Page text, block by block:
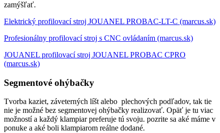
zamýšľať.
Elektrický profilovací stroj JOUANEL PROBAC-LT-C (marcus.sk)
Profesionálny profilovací stroj s CNC ovládaním (marcus.sk)
JOUANEL profilovací stroj JOUANEL PROBAC CPRO
(marcus.sk)
Segmentové ohýbačky
Tvorba kaziet, záveterných líšt alebo plechových podľadov, tak tie
nie je možné bez segmentovej ohýbačky realizovať. Opäť je tu viac
možností a každý klampiar preferuje tú svoju. pozrite sa aké máme v
ponuke a aké boli klampiarom reálne dodané.